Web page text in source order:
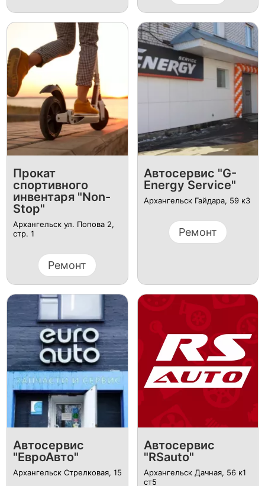
Прокат
спортивного
инвентаря "Non-
Stop"
Архангельск ул. Попова 2,
стр. 1
Ремонт
Автосервис "G-
Energy Service"
Архангельск ​Гайдара, 59 к3
Ремонт
Автосервис
"ЕвроАвто"
Архангельск Стрелковая, 15
Автосервис
"RSauto"
Архангельск ​Дачная, 56 к1
ст5